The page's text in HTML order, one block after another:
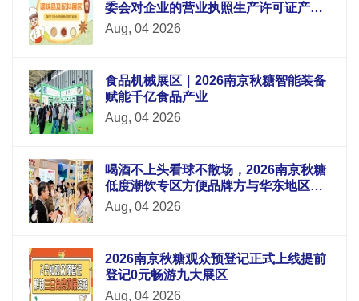
委会对企业的营业执照生产许可证产品
检测报告等材料进行审核
Aug, 04 2026
食品机械展区｜2026南京秋糖智能装备
赋能千亿食品产业
Aug, 04 2026
喝酒不上头看球不散场，2026南京秋糖
低度潮饮专区方便品牌方与华东地区酒
吧连锁便利店电商平台采购商面对面洽
Aug, 04 2026
2026南京秋糖观众预登记正式上线提前
登记0元畅游九大展区
Aug, 04 2026